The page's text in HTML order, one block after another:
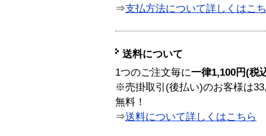
⇒支払方法について詳しくはこ
送料について
1つのご注文毎に一律1,100円(税
※売掛取引(後払い)のお客様は
無料！
⇒送料について詳しくはこちら